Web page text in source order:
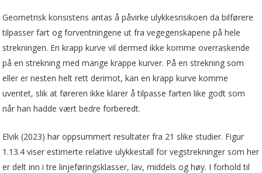
Geometrisk konsistens antas å påvirke ulykkesrisikoen da bilførere
tilpasser fart og forventningene ut fra vegegenskapene på hele
strekningen. En krapp kurve vil dermed ikke komme overraskende
på en strekning med mange krappe kurver. På en strekning som
eller er nesten helt rett derimot, kan en krapp kurve komme
uventet, slik at føreren ikke klarer å tilpasse farten like godt som
når han hadde vært bedre forberedt.
Elvik (2023) har oppsummert resultater fra 21 slike studier. Figur
1.13.4 viser estimerte relative ulykkestall for vegstrekninger som her
er delt inn i tre linjeføringsklasser, lav, middels og høy. I forhold til